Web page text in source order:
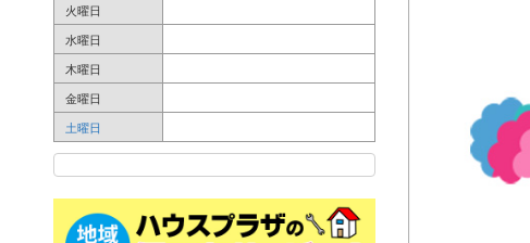
火曜日
水曜日
木曜日
金曜日
土曜日